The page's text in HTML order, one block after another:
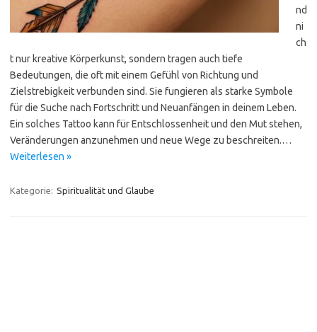
nd
ni
ch
t nur kreative Körperkunst, sondern tragen auch tiefe
Bedeutungen, die oft mit einem Gefühl von Richtung und
Zielstrebigkeit verbunden sind. Sie fungieren als starke Symbole
für die Suche nach Fortschritt und Neuanfängen in deinem Leben.
Ein solches Tattoo kann für Entschlossenheit und den Mut stehen,
Veränderungen anzunehmen und neue Wege zu beschreiten.…
Weiterlesen »
Kategorie: Spiritualität und Glaube